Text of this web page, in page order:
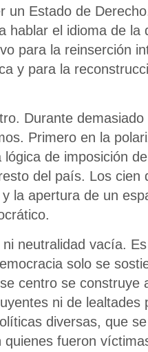
un Estado de
hablar el idioma de la
para la reinserción
y para la
Durante
Primero en la
de imposición
del país. Los cien
la apertura de un
neutralidad vacía.
solo se
centro se construye
ni de
diversas, que
fueron